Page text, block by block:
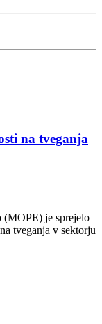
na tveganja
(MOPE) je sprejelo
tveganja v sektorju